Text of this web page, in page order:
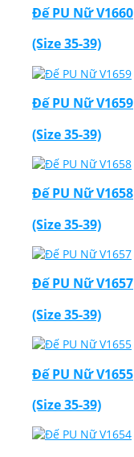
Đế PU Nữ V1660
(Size 35-39)
Đế PU Nữ V1659
(Size 35-39)
Đế PU Nữ V1658
(Size 35-39)
Đế PU Nữ V1657
(Size 35-39)
Đế PU Nữ V1655
(Size 35-39)